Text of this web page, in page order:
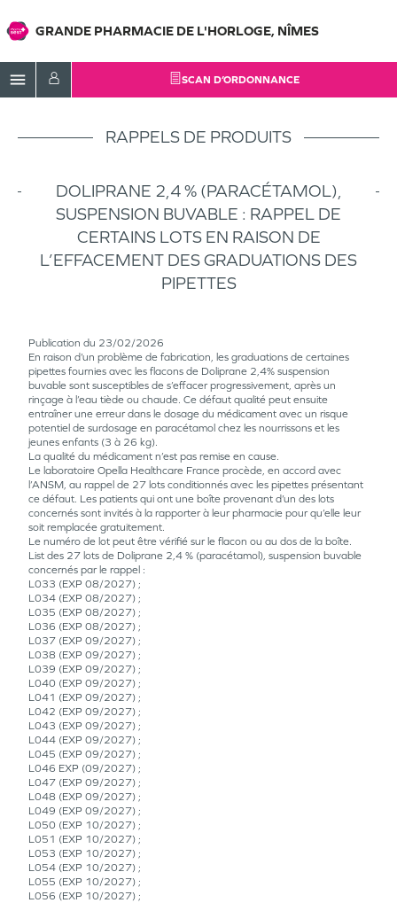
GRANDE PHARMACIE DE L'HORLOGE, NÎMES
menu SCAN D’ORDONNANCE
RAPPELS DE PRODUITS
DOLIPRANE 2,4 % (PARACÉTAMOL),
SUSPENSION BUVABLE : RAPPEL DE
CERTAINS LOTS EN RAISON DE
L’EFFACEMENT DES GRADUATIONS DES
PIPETTES
Publication du 23/02/2026
En raison d’un problème de fabrication, les graduations de certaines
pipettes fournies avec les flacons de Doliprane 2,4% suspension
buvable sont susceptibles de s’effacer progressivement, après un
rinçage à l’eau tiède ou chaude. Ce défaut qualité peut ensuite
entraîner une erreur dans le dosage du médicament avec un risque
potentiel de surdosage en paracétamol chez les nourrissons et les
jeunes enfants (3 à 26 kg).
La qualité du médicament n’est pas remise en cause.
Le laboratoire Opella Healthcare France procède, en accord avec
l’ANSM, au rappel de 27 lots conditionnés avec les pipettes présentant
ce défaut. Les patients qui ont une boîte provenant d’un des lots
concernés sont invités à la rapporter à leur pharmacie pour qu’elle leur
soit remplacée gratuitement.
Le numéro de lot peut être vérifié sur le flacon ou au dos de la boîte.
List des 27 lots de Doliprane 2,4 % (paracétamol), suspension buvable
concernés par le rappel :
L033 (EXP 08/2027) ;
L034 (EXP 08/2027) ;
L035 (EXP 08/2027) ;
L036 (EXP 08/2027) ;
L037 (EXP 09/2027) ;
L038 (EXP 09/2027) ;
L039 (EXP 09/2027) ;
L040 (EXP 09/2027) ;
L041 (EXP 09/2027) ;
L042 (EXP 09/2027) ;
L043 (EXP 09/2027) ;
L044 (EXP 09/2027) ;
L045 (EXP 09/2027) ;
L046 EXP (09/2027) ;
L047 (EXP 09/2027) ;
L048 (EXP 09/2027) ;
L049 (EXP 09/2027) ;
L050 (EXP 10/2027) ;
L051 (EXP 10/2027) ;
L053 (EXP 10/2027) ;
L054 (EXP 10/2027) ;
L055 (EXP 10/2027) ;
L056 (EXP 10/2027) ;